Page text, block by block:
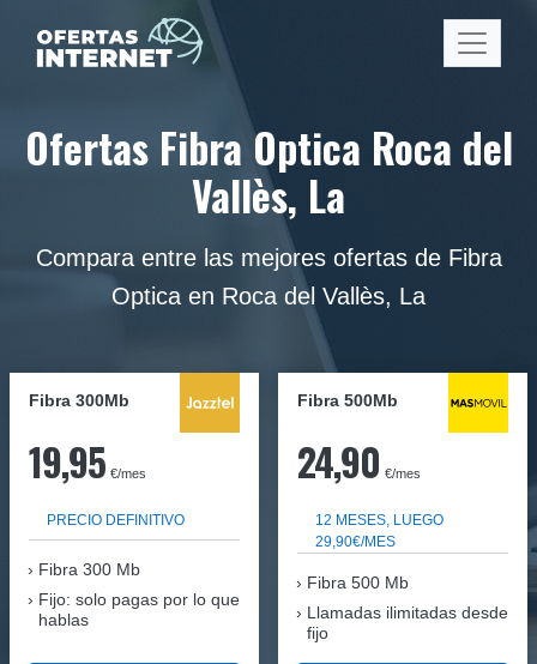
Ofertas Fibra Optica Roca del
Vallès, La
Compara entre las mejores ofertas de Fibra
Optica en Roca del Vallès, La
Fibra 300Mb
19,95 €/mes
PRECIO DEFINITIVO
Fibra 300 Mb
Fijo: solo pagas por lo que
hablas
Fibra 500Mb
24,90 €/mes
12 MESES, LUEGO
29,90€/MES
Fibra 500 Mb
Llamadas ilimitadas desde
fijo